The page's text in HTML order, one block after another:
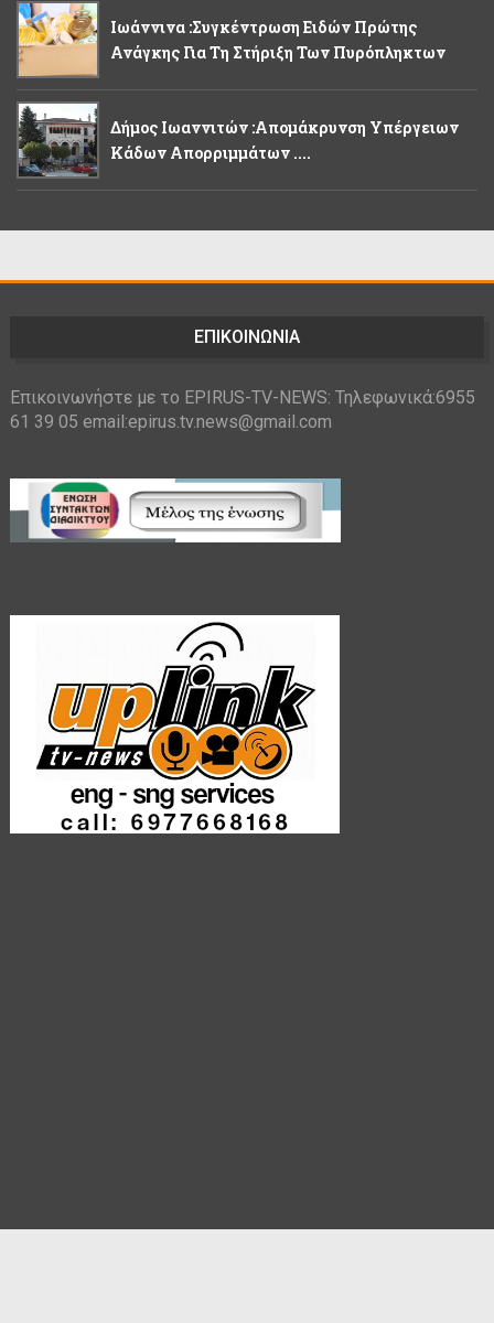
Ιωάννινα :Συγκέντρωση Ειδών Πρώτης
Ανάγκης Για Τη Στήριξη Των Πυρόπληκτων
Δήμος Ιωαννιτών :Απομάκρυνση Υπέργειων
Κάδων Απορριμμάτων ....
ΕΠΙΚΟΙΝΩΝΙΑ
Επικοινωνήστε με το EPIRUS-TV-NEWS: Τηλεφωνικά:6955
61 39 05 email:epirus.tv.news@gmail.com